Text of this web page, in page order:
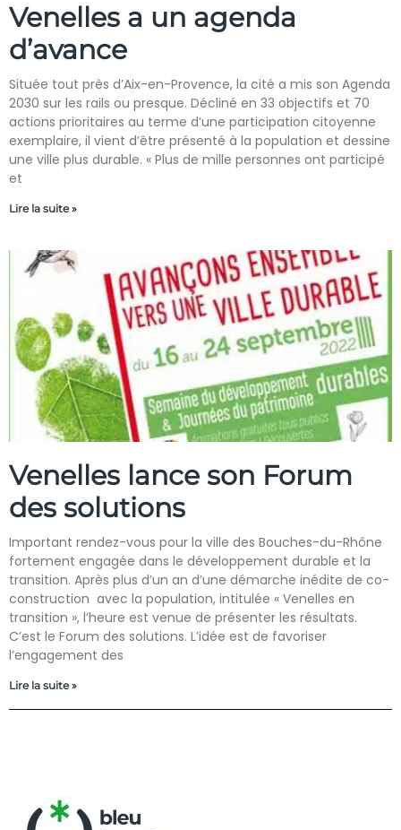
Venelles a un agenda
d’avance
Située tout près d’Aix-en-Provence, la cité a mis son Agenda
2030 sur les rails ou presque. Décliné en 33 objectifs et 70
actions prioritaires au terme d’une participation citoyenne
exemplaire, il vient d’être présenté à la population et dessine
une ville plus durable. « Plus de mille personnes ont participé
et
Lire la suite »
Venelles lance son Forum
des solutions
Important rendez-vous pour la ville des Bouches-du-Rhône
fortement engagée dans le développement durable et la
transition. Après plus d’un an d’une démarche inédite de co-
construction avec la population, intitulée « Venelles en
transition », l’heure est venue de présenter les résultats.
C’est le Forum des solutions. L’idée est de favoriser
l’engagement des
Lire la suite »